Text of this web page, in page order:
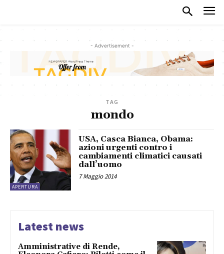
- Advertisement -
TAG
mondo
APERTURA
USA, Casca Bianca, Obama:
azioni urgenti contro i
cambiamenti climatici causati
dall’uomo
7 Maggio 2014
Latest news
Amministrative di Rende,